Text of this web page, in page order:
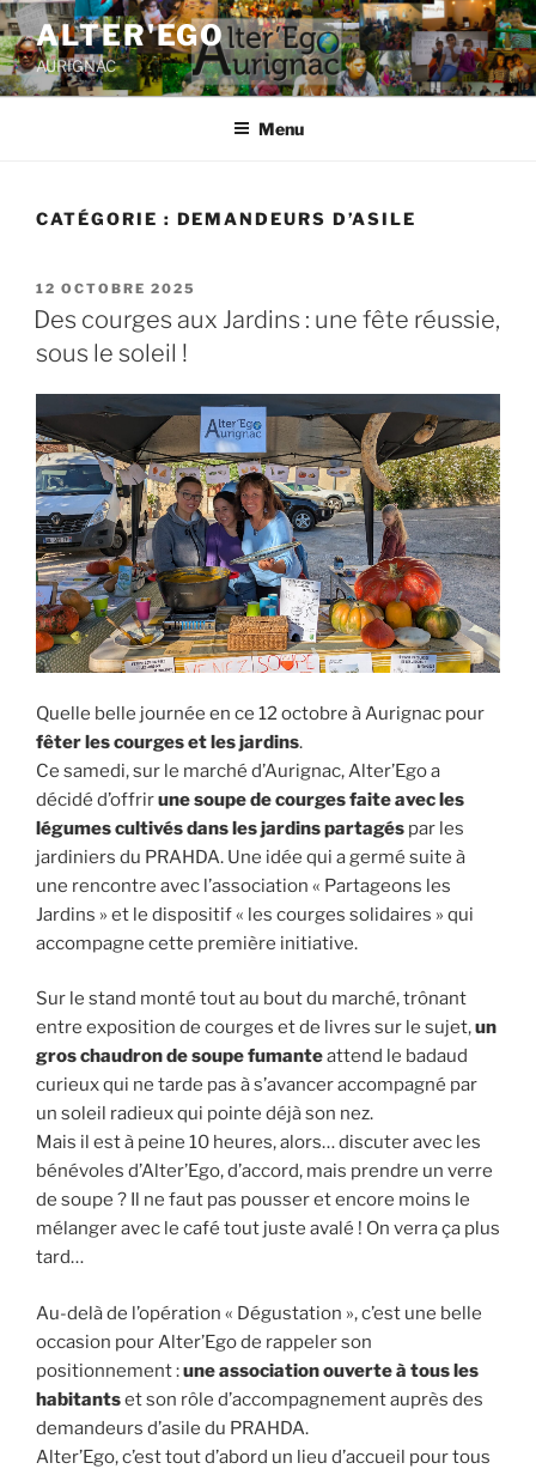
ALTER'EGO
AURIGNAC
Menu
CATÉGORIE : DEMANDEURS D’ASILE
12 OCTOBRE 2025
Des courges aux Jardins : une fête réussie,
sous le soleil !
Quelle belle journée en ce 12 octobre à Aurignac pour
fêter les courges et les jardins.
Ce samedi, sur le marché d’Aurignac, Alter’Ego a
décidé d’offrirune soupe de courges faite avec les
légumes cultivés dans les jardins partagés par les
jardiniers du PRAHDA. Une idée qui a germé suite à
une rencontre avec l’association « Partageons les
Jardins » et le dispositif « les courges solidaires » qui
accompagne cette première initiative.
Sur le stand monté tout au bout du marché, trônant
entre exposition de courges et de livres sur le sujet,un
gros chaudron de soupe fumanteattend le badaud
curieux qui ne tarde pas à s’avancer accompagné par
un soleil radieux qui pointe déjà son nez.
Mais il est à peine 10 heures, alors… discuter avec les
bénévoles d’Alter’Ego, d’accord, mais prendre un verre
de soupe ? Il ne faut pas pousser et encore moins le
mélanger avec le café tout juste avalé ! On verra ça plus
tard…
Au-delà de l’opération « Dégustation », c’est une belle
occasion pour Alter’Ego de rappeler son
positionnement :une association ouverte à tous les
habitantset son rôle d’accompagnement auprès des
demandeurs d’asile du PRAHDA.
Alter’Ego, c’est tout d’abord un lieu d’accueil pour tous